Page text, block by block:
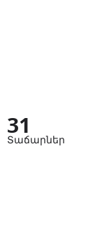
31
Տաճարներ